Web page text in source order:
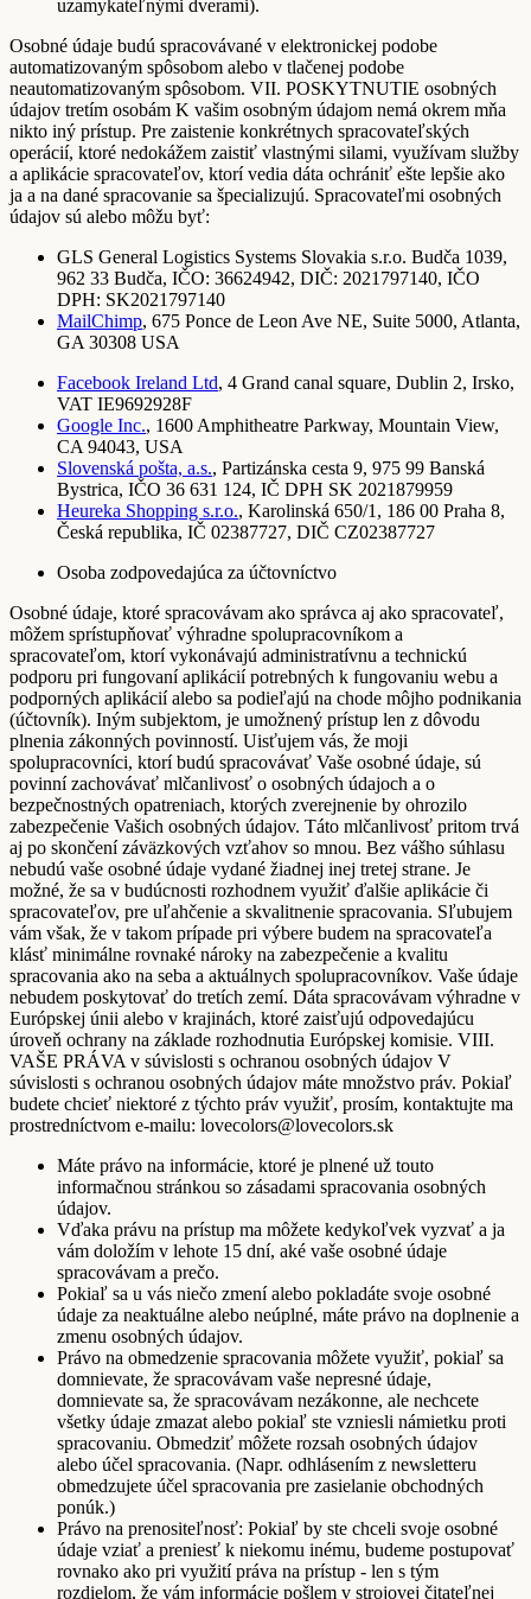
uzamykateľnými dverami).
Osobné údaje budú spracovávané v elektronickej podobe
automatizovaným spôsobom alebo v tlačenej podobe
neautomatizovaným spôsobom. VII. POSKYTNUTIE osobných
údajov tretím osobám K vašim osobným údajom nemá okrem mňa
nikto iný prístup. Pre zaistenie konkrétnych spracovateľských
operácií, ktoré nedokážem zaistiť vlastnými silami, využívam služby
a aplikácie spracovateľov, ktorí vedia dáta ochrániť ešte lepšie ako
ja a na dané spracovanie sa špecializujú. Spracovateľmi osobných
údajov sú alebo môžu byť:
GLS General Logistics Systems Slovakia s.r.o. Budča 1039,
962 33 Budča, IČO: 36624942, DIČ: 2021797140, IČO
DPH: SK2021797140
MailChimp, 675 Ponce de Leon Ave NE, Suite 5000, Atlanta,
GA 30308 USA
Facebook Ireland Ltd, 4 Grand canal square, Dublin 2, Irsko,
VAT IE9692928F
Google Inc., 1600 Amphitheatre Parkway, Mountain View,
CA 94043, USA
Slovenská pošta, a.s., Partizánska cesta 9, 975 99 Banská
Bystrica, IČO 36 631 124, IČ DPH SK 2021879959
Heureka Shopping s.r.o., Karolinská 650/1, 186 00 Praha 8,
Česká republika, IČ 02387727, DIČ CZ02387727
Osoba zodpovedajúca za účtovníctvo
Osobné údaje, ktoré spracovávam ako správca aj ako spracovateľ,
môžem sprístupňovať výhradne spolupracovníkom a
spracovateľom, ktorí vykonávajú administratívnu a technickú
podporu pri fungovaní aplikácií potrebných k fungovaniu webu a
podporných aplikácií alebo sa podieľajú na chode môjho podnikania
(účtovník). Iným subjektom, je umožnený prístup len z dôvodu
plnenia zákonných povinností. Uisťujem vás, že moji
spolupracovníci, ktorí budú spracovávať Vaše osobné údaje, sú
povinní zachovávať mlčanlivosť o osobných údajoch a o
bezpečnostných opatreniach, ktorých zverejnenie by ohrozilo
zabezpečenie Vašich osobných údajov. Táto mlčanlivosť pritom trvá
aj po skončení záväzkových vzťahov so mnou. Bez vášho súhlasu
nebudú vaše osobné údaje vydané žiadnej inej tretej strane. Je
možné, že sa v budúcnosti rozhodnem využiť ďalšie aplikácie či
spracovateľov, pre uľahčenie a skvalitnenie spracovania. Sľubujem
vám však, že v takom prípade pri výbere budem na spracovateľa
klásť minimálne rovnaké nároky na zabezpečenie a kvalitu
spracovania ako na seba a aktuálnych spolupracovníkov. Vaše údaje
nebudem poskytovať do tretích zemí. Dáta spracovávam výhradne v
Európskej únii alebo v krajinách, ktoré zaisťujú odpovedajúcu
úroveň ochrany na základe rozhodnutia Európskej komisie. VIII.
VAŠE PRÁVA v súvislosti s ochranou osobných údajov V
súvislosti s ochranou osobných údajov máte množstvo práv. Pokiaľ
budete chcieť niektoré z týchto práv využiť, prosím, kontaktujte ma
prostredníctvom e-mailu: lovecolors@lovecolors.sk
Máte právo na informácie, ktoré je plnené už touto
informačnou stránkou so zásadami spracovania osobných
údajov.
Vďaka právu na prístup ma môžete kedykoľvek vyzvať a ja
vám doložím v lehote 15 dní, aké vaše osobné údaje
spracovávam a prečo.
Pokiaľ sa u vás niečo zmení alebo pokladáte svoje osobné
údaje za neaktuálne alebo neúplné, máte právo na doplnenie a
zmenu osobných údajov.
Právo na obmedzenie spracovania môžete využiť, pokiaľ sa
domnievate, že spracovávam vaše nepresné údaje,
domnievate sa, že spracovávam nezákonne, ale nechcete
všetky údaje zmazat alebo pokiaľ ste vzniesli námietku proti
spracovaniu. Obmedziť môžete rozsah osobných údajov
alebo účel spracovania. (Napr. odhlásením z newsletteru
obmedzujete účel spracovania pre zasielanie obchodných
ponúk.)
Právo na prenositeľnosť: Pokiaľ by ste chceli svoje osobné
údaje vziať a preniesť k niekomu inému, budeme postupovať
rovnako ako pri využití práva na prístup - len s tým
rozdielom, že vám informácie pošlem v strojovej čitateľnej